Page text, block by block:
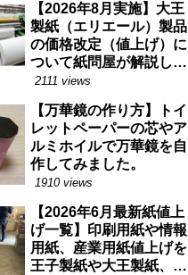
【2026年8月実施】大王
製紙（エリエール）製品
の価格改定（値上げ）に
ついて紙問屋が解説しま
す
2111 views
【万華鏡の作り方】トイ
レットペーパーの芯やア
ルミホイルで万華鏡を自
作してみました。
1910 views
【2026年6月最新紙値上
げ一覧】印刷用紙や情報
用紙、産業用紙値上げを
王子製紙や大王製紙、日